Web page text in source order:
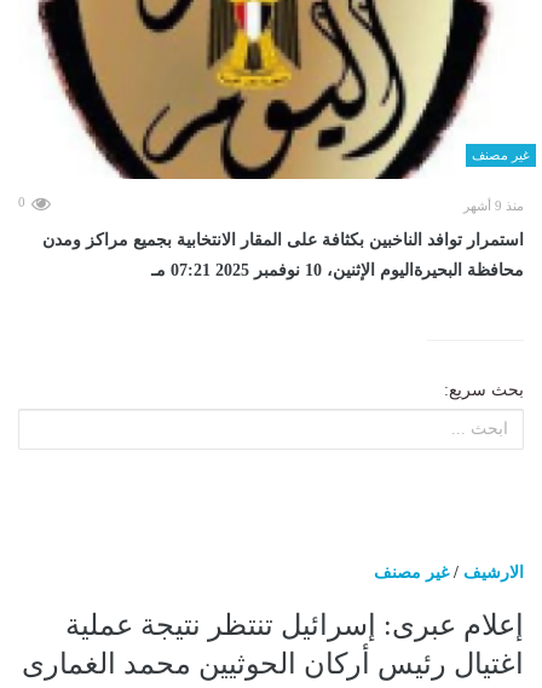
غير مصنف
منذ 9 أشهر 0
استمرار توافد الناخبين بكثافة على المقار الانتخابية بجميع مراكز ومدن
محافظة البحيرةاليوم الإثنين، 10 نوفمبر 2025 07:21 مـ
بحث سريع:
الارشيف /غير مصنف
إعلام عبرى: إسرائيل تنتظر نتيجة عملية
اغتيال رئيس أركان الحوثيين محمد الغمارى